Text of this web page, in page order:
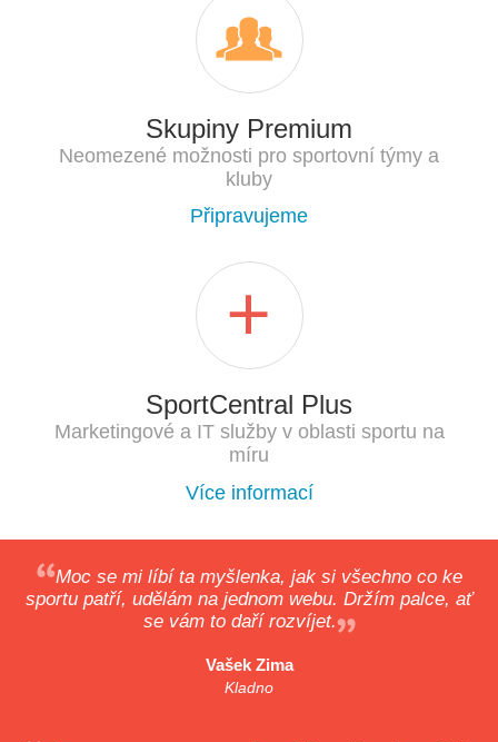
Skupiny Premium
Neomezené možnosti pro sportovní týmy a
kluby
Připravujeme
SportCentral Plus
Marketingové a IT služby v oblasti sportu na
míru
Více informací
Moc se mi líbí ta myšlenka, jak si všechno co ke
sportu patří, udělám na jednom webu. Držím palce, ať
se vám to daří rozvíjet.
Vašek Zima
Kladno